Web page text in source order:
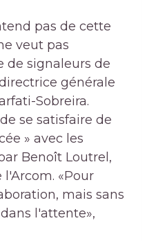
pas de cette
veut pas
signaleurs de
générale
Sobreira.
se satisfaire de
» avec les
Benoît Loutrel,
«Pour
mais sans
l'attente»,